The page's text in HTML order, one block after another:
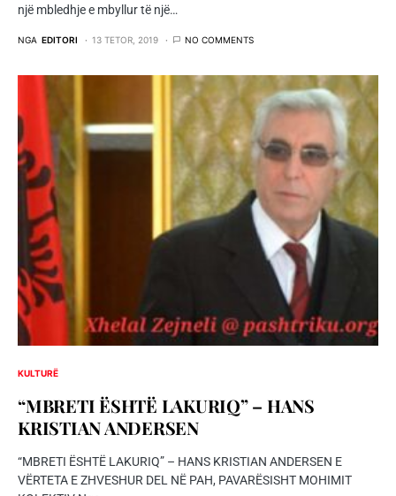
një mbledhje e mbyllur të një…
NGA EDITORI 13 TETOR, 2019 NO COMMENTS
KULTURË
“MBRETI ËSHTË LAKURIQ” – HANS
KRISTIAN ANDERSEN
“MBRETI ËSHTË LAKURIQ” – HANS KRISTIAN ANDERSEN E
VËRTETA E ZHVESHUR DEL NË PAH, PAVARËSISHT MOHIMIT